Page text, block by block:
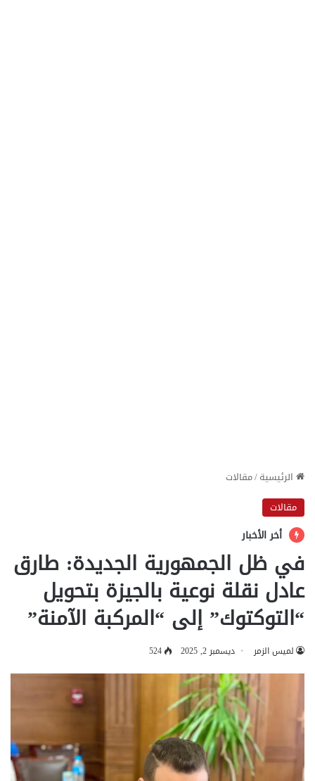
الرئيسية/مقالات
مقالات
أخر الأخبار
في ظل الجمهورية الجديدة: طارق
عادل نقلة نوعية بالجيزة بتحويل
“التوكتوك” إلى “المركبة الآمنة”
لميس الزمر ديسمبر 2, 2025 524